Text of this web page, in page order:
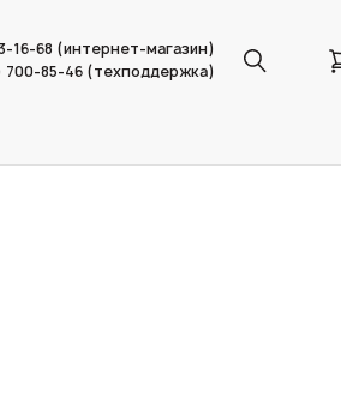
16-68 (интернет-магазин)
700-85-46 (техподдержка)